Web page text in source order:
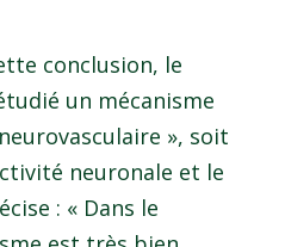
conclusion, le
un mécanisme
», soit
neuronale et le
: « Dans le